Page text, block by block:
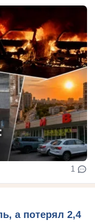
1
а потерял 2,4